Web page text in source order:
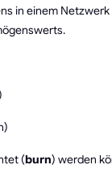
in einem Netzwerk
(burn) werden